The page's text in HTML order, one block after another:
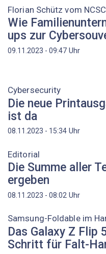
Florian Schütz vom
Wie
ups zur
09.11.2023 - 09:47 Uhr
Cybersecurity
Die neue
ist da
08.11.2023 - 15:34 Uhr
Editorial
Die Summe aller
ergeben
08.11.2023 - 08:02 Uhr
Samsung-Foldable im
Das Galaxy Z Flip
Schritt für Falt-